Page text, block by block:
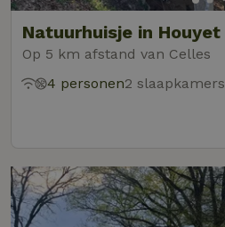
Natuurhuisje in Houyet
Op 5 km afstand van Celles
4 personen2 slaapkamers